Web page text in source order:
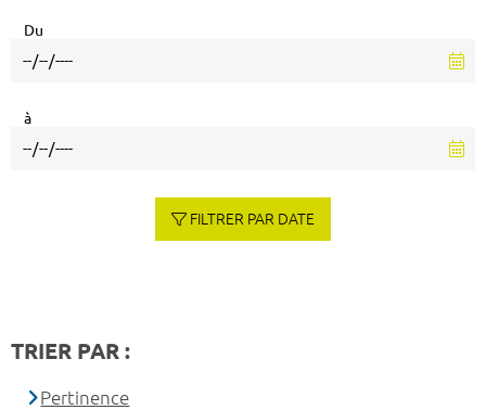
Du
à
FILTRER PAR DATE
TRIER PAR :
Pertinence